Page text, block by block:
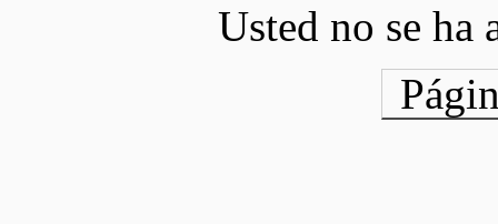
Usted no se ha